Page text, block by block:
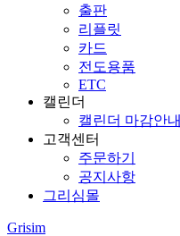
출판
리플릿
카드
전도용품
ETC
캘린더
캘린더 마감안내
고객센터
주문하기
공지사항
그리심몰
Grisim